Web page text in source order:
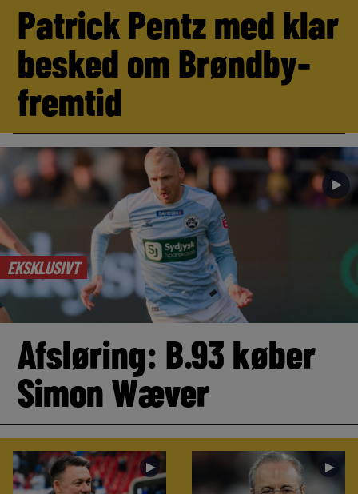
Patrick Pentz med klar
besked om Brøndby-
fremtid
EKSKLUSIVT
►
Afsløring: B.93 køber
Simon Wæver
► ►